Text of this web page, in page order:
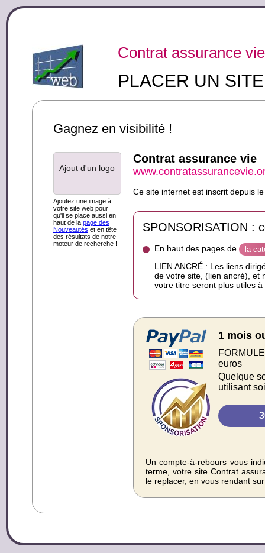
Contrat assurance vie
PLACER UN
Gagnez en visibilité !
Ajout d'un logo
Ajoutez une image à
votre site web pour
qu'il se place aussi en
haut de la page des
Nouveautés et en tête
des résultats de notre
moteur de recherche !
Contrat assurance vie
Ce site internet est inscrit depuis
SPONSORISATION :
En haut des pages de la
LIEN ANCRÉ : Les liens
de votre site, (lien ancré), et
votre titre seront plus utiles
1 mois
euros
Quelque
utilisant
Un compte-à-rebours vous
terme, votre site Contrat
le replacer, en vous rendant